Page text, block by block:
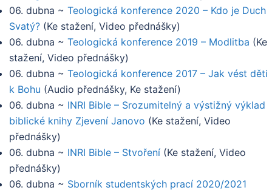
06. dubna ~ Teologická konference 2020 – Kdo je Duch
Svatý? (Ke stažení, Video přednášky)
06. dubna ~ Teologická konference 2019 – Modlitba (Ke
stažení, Video přednášky)
06. dubna ~ Teologická konference 2017 – Jak vést děti
k Bohu (Audio přednášky, Ke stažení)
06. dubna ~ INRI Bible – Srozumitelný a výstižný výklad
biblické knihy Zjevení Janovo (Ke stažení, Video
přednášky)
06. dubna ~ INRI Bible – Stvoření (Ke stažení, Video
přednášky)
06. dubna ~ Sborník studentských prací 2020/2021